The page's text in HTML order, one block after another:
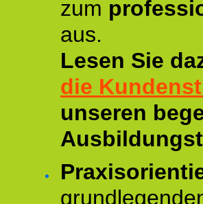
zum
aus.
Lesen Sie
die
unseren